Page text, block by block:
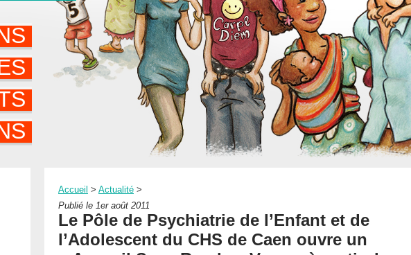
Accueil > Actualité >
Publié le 1er août 2011
Le Pôle de Psychiatrie de l’Enfant et de
l’Adolescent du CHS de Caen ouvre un